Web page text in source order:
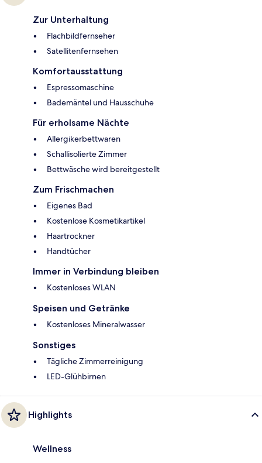
Zur Unterhaltung
Flachbildfernseher
Satellitenfernsehen
Komfortausstattung
Espressomaschine
Bademäntel und Hausschuhe
Für erholsame Nächte
Allergikerbettwaren
Schallisolierte Zimmer
Bettwäsche wird bereitgestellt
Zum Frischmachen
Eigenes Bad
Kostenlose Kosmetikartikel
Haartrockner
Handtücher
Immer in Verbindung bleiben
Kostenloses WLAN
Speisen und Getränke
Kostenloses Mineralwasser
Sonstiges
Tägliche Zimmerreinigung
LED-Glühbirnen
Highlights
Wellness